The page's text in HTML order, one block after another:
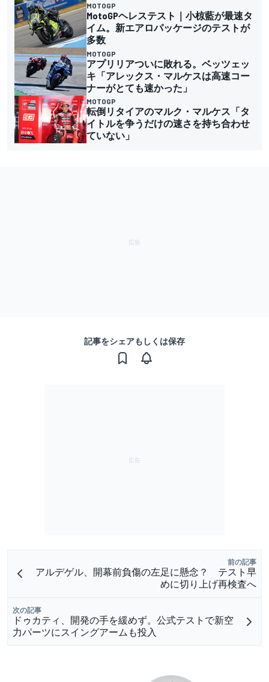
MOTOGP
MotoGPヘレステスト｜小椋藍が最速タ
イム。新エアロパッケージのテストが
多数
MOTOGP
アプリリアついに敗れる。ベッツェッ
キ「アレックス・マルケスは高速コー
ナーがとても速かった」
MOTOGP
転倒リタイアのマルク・マルケス「タ
イトルを争うだけの速さを持ち合わせ
ていない」
記事をシェアもしくは保存
前の記事
アルデゲル、開幕前負傷の左足に懸念？ テスト早
めに切り上げ再検査へ
次の記事
ドゥカティ、開発の手を緩めず。公式テストで新空
力パーツにスイングアームも投入